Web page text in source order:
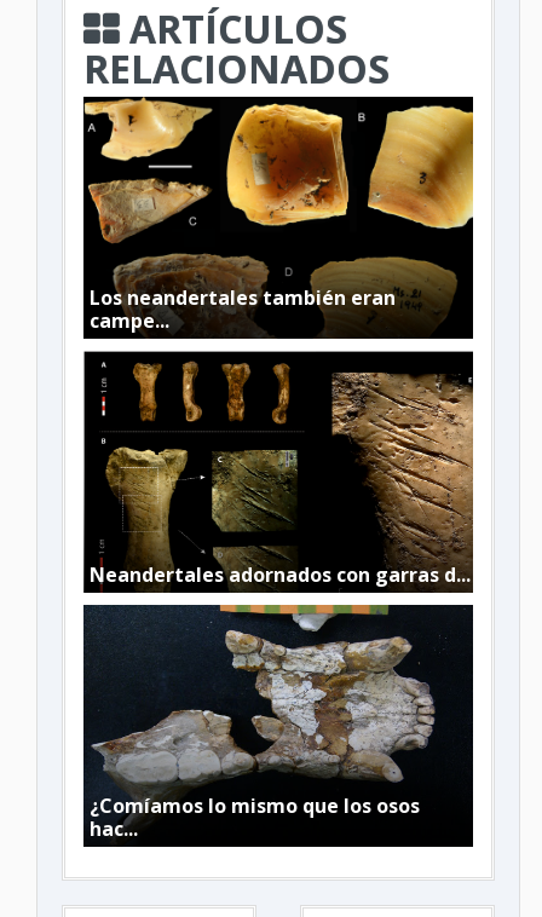
ARTÍCULOS
RELACIONADOS
Los neandertales también eran
campe...
Neandertales adornados con garras d...
¿Comíamos lo mismo que los osos
hac...